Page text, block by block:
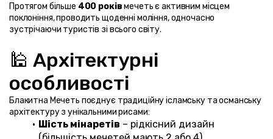
Протягом більше 400 років мечеть є активним місцем
поклоніння, проводить щоденні моління, одночасно
зустрічаючи туристів зі всього світу.
🕌 Архітектурні
особливості
Блакитна Мечеть поєднує традиційну ісламську та османську
архітектуру з унікальними рисами:
Шість мінаретів – рідкісний дизайн